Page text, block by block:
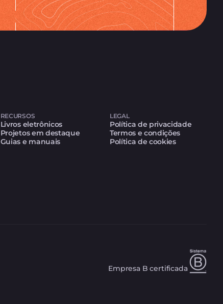
RECURSOS
Livros eletrônicos
Projetos em destaque
Guias e manuais
LEGAL
Política de privacidade
Termos e condições
Política de cookies
Empresa B certificada